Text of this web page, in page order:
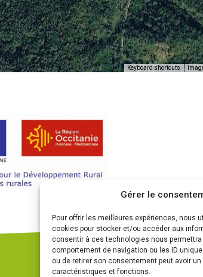
Gérer le
Pour offrir les meilleures expériences, nous
cookies pour stocker et/ou accéder aux
consentir à ces technologies nous
comportement de navigation ou les ID
ou de retirer son consentement peut avoir
caractéristiques et fonctions.
Keyboard shortcuts